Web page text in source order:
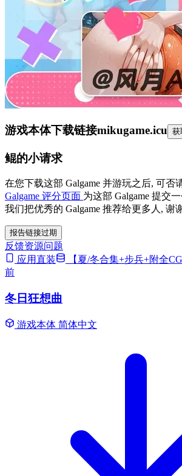
游戏本体下载链接mikugame.icu 获
鲲的小请求
在您下载这部 Galgame 并游玩之后, 可否
Galgame 评分页面 为这部 Galgame 提交
我们把优秀的 Galgame 推荐给更多人, 谢
报告链接过期
反馈资源问题
应用直装
【夏/冬合集+步兵+附全
前
冬日狂想曲
游戏本体 简体中文